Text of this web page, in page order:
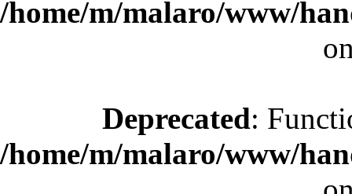
/home/m/malaro/www/
Deprecated:
/home/m/malaro/www/